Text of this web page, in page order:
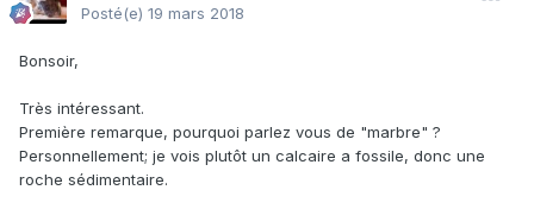
Posté(e) 19 mars 2018
Bonsoir,
Très intéressant.
Première remarque, pourquoi parlez vous de "marbre" ?
Personnellement; je vois plutôt un calcaire a fossile, donc une
roche sédimentaire.